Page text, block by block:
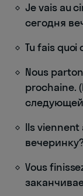
Je vais au
сегодня
Tu fais quoi
Nous
prochaine.
Ils viennent
Vous